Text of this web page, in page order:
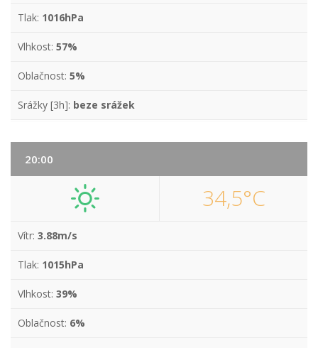
Tlak: 1016hPa
Vlhkost: 57%
Oblačnost: 5%
Srážky [3h]: beze srážek
20:00
34,5°C
Vítr: 3.88m/s
Tlak: 1015hPa
Vlhkost: 39%
Oblačnost: 6%